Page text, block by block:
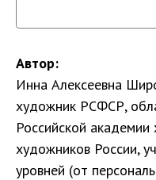
Автор:
Инна Алексеевна
художник РСФСР,
Российской
художников России,
уровней (от